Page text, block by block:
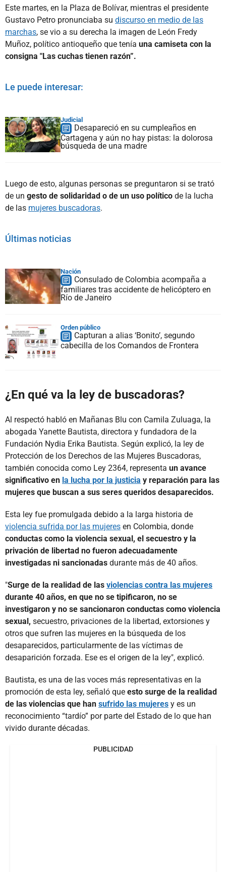
Este martes, en la Plaza de Bolívar, mientras el presidente
Gustavo Petro pronunciaba su discurso en medio de las
marchas, se vio a su derecha la imagen de León Fredy
Muñoz, político antioqueño que tenía una camiseta con la
consigna "Las cuchas tienen razón”.
Le puede interesar:
Judicial
Desapareció en su cumpleaños en
Cartagena y aún no hay pistas: la dolorosa
búsqueda de una madre
Luego de esto, algunas personas se preguntaron si se trató
de un gesto de solidaridad o de un uso político de la lucha
de las mujeres buscadoras.
Últimas noticias
Nación
Consulado de Colombia acompaña a
familiares tras accidente de helicóptero en
Río de Janeiro
Orden público
Capturan a alias ‘Bonito’, segundo
cabecilla de los Comandos de Frontera
¿En qué va la ley de buscadoras?
Al respectó habló en Mañanas Blu con Camila Zuluaga, la
abogada Yanette Bautista, directora y fundadora de la
Fundación Nydia Erika Bautista. Según explicó, la ley de
Protección de los Derechos de las Mujeres Buscadoras,
también conocida como Ley 2364, representa un avance
significativo en la lucha por la justicia y reparación para las
mujeres que buscan a sus seres queridos desaparecidos.
Esta ley fue promulgada debido a la larga historia de
violencia sufrida por las mujeres en Colombia, donde
conductas como la violencia sexual, el secuestro y la
privación de libertad no fueron adecuadamente
investigadas ni sancionadas durante más de 40 años.
"Surge de la realidad de las violencias contra las mujeres
durante 40 años, en que no se tipificaron, no se
investigaron y no se sancionaron conductas como violencia
sexual, secuestro, privaciones de la libertad, extorsiones y
otros que sufren las mujeres en la búsqueda de los
desaparecidos, particularmente de las víctimas de
desaparición forzada. Ese es el origen de la ley", explicó.
Bautista, es una de las voces más representativas en la
promoción de esta ley, señaló que esto surge de la realidad
de las violencias que han sufrido las mujeres y es un
reconocimiento “tardío” por parte del Estado de lo que han
vivido durante décadas.
PUBLICIDAD